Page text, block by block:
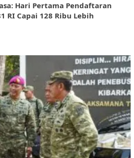
Hari Pertama Pendaftaran
RI Capai 128 Ribu Lebih